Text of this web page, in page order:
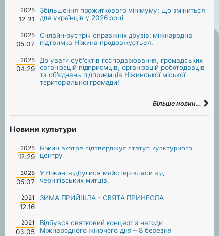
2025
12.31
Збільшення прожиткового мінімуму: що зміниться
для українців у 2026 році
2025
05.07
Онлайн-зустріч справжніх друзів: міжнародна
підтримка Ніжина продовжується.
2025
04.29
До уваги суб'єктів господарювання, громадських
організацій підприємців, організацій роботодавців
та об'єднань підприємців Ніжинської міської
територіальної громади!
Більше новин...
Новини культури
2025
12.29
Ніжин вкотре підтверджує статус культурного
центру
2025
05.07
У Ніжині відбулися майстер-класи від
чернігівських митців.
2021
12.16
ЗИМА ПРИЙШЛА - СВЯТА ПРИНЕСЛА
2021
03.05
Відбувся святковий концерт з нагоди
Міжнародного жіночого дня – 8 березня